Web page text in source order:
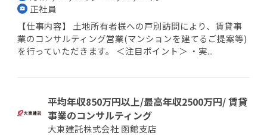
正社員
【仕事内容】 土地所有者様への戸別訪問により、賃貸事
業のコンサルティング営業(マンションを建てるご提案等)
を行っていただきます。 ＜注目ポイント＞ ・実...
平均年収850万円以上/最高年収2500万円/ 賃貸
事業のコンサルティング
大東建託株式会社 函館支店